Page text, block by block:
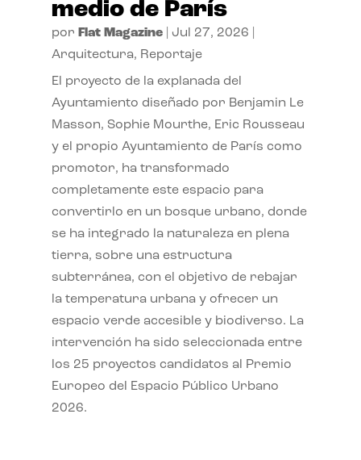
medio de París
por Flat Magazine| Jul 27, 2026
Arquitectura, Reportaje
El proyecto de la explanada del
Ayuntamiento diseñado por Benjamin Le
Masson, Sophie Mourthe, Eric Rousseau
y el propio Ayuntamiento de París como
promotor, ha transformado
completamente este espacio para
convertirlo en un bosque urbano, donde
se ha integrado la naturaleza en plena
tierra, sobre una estructura
subterránea, con el objetivo de rebajar
la temperatura urbana y ofrecer un
espacio verde accesible y biodiverso. La
intervención ha sido seleccionada entre
los 25 proyectos candidatos al Premio
Europeo del Espacio Público Urbano
2026.